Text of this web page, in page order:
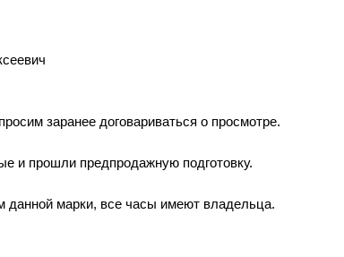
заранее договариваться о просмотре.
и прошли предпродажную подготовку.
данной марки, все часы имеют владельца.